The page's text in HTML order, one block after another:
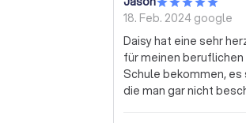
18. Feb. 2024 google
Daisy hat eine sehr
für meinen
Schule bekommen,
die man gar nicht